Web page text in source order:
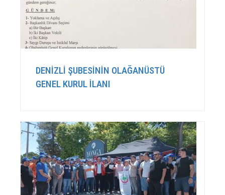
DENİZLİ ŞUBESİNİN OLAĞANÜSTÜ
GENEL KURUL İLANI